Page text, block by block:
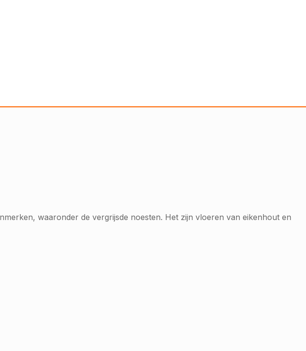
waaronder de vergrijsde noesten. Het zijn vloeren van eikenhout en